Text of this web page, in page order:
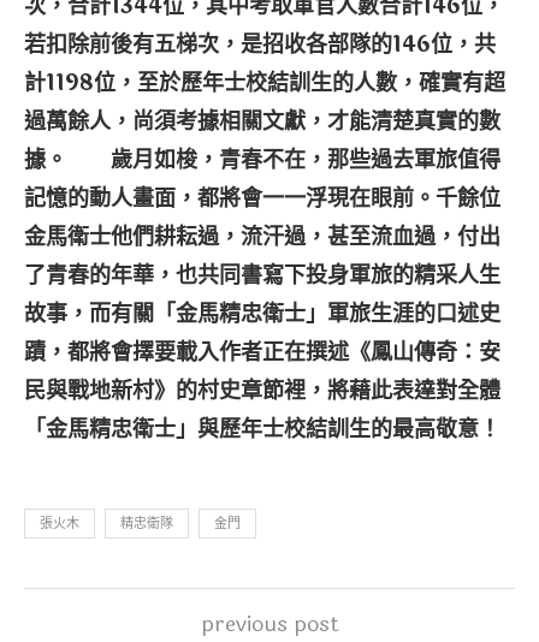
若扣除前後有五梯次，是招收各部隊的146位，共
計1198位 ，至於歷年士校結訓生的人數， 確實有超
過萬餘人，尚須考據相關文獻，才能清楚真實的數
據。
歲月如梭，青春不在，那些過去軍旅值得
記憶的動人畫面，都將會一一浮現在眼前。千餘位
金馬衛士他們耕耘過，流汗過，甚至流血過，付出
了青春的年華，也共同書寫下投身軍旅的精采人生
故事，而有關「金馬精忠衛士」軍旅生涯的口述史
蹟，都將會擇要載入作者正在撰述《鳳山傳奇：安
民與戰地新村》的村史章節裡，將藉此表達對全體
「金馬精忠衛士」與歷年士校結訓生的最高敬意！
張火木 精忠衛隊 金門
previous post